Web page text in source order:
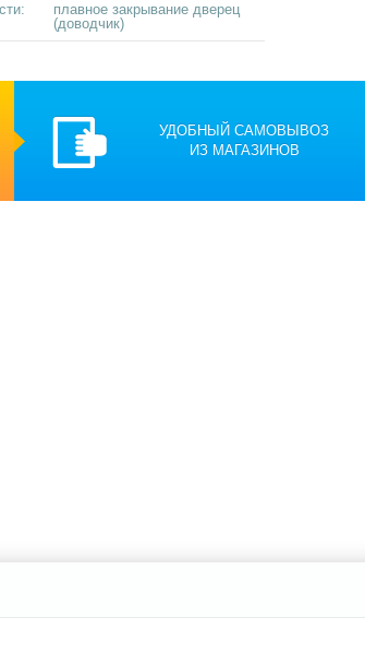
плавное закрывание дверец
(доводчик)
УДОБНЫЙ САМОВЫВОЗ
ИЗ МАГАЗИНОВ